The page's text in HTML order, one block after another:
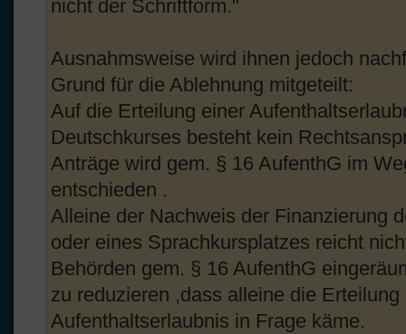
nicht der Schriftform."
Ausnahmsweise wird ihnen jedoch
Grund für die Ablehnung mitgeteilt:
Auf die Erteilung einer
Deutschkurses besteht kein
Anträge wird gem. § 16 AufenthG im
entschieden .
Alleine der Nachweis der Finanzierung
oder eines Sprachkursplatzes reicht
Behörden gem. § 16 AufenthG
zu reduzieren ,dass alleine die Erteilung
Aufenthaltserlaubnis in Frage käme.